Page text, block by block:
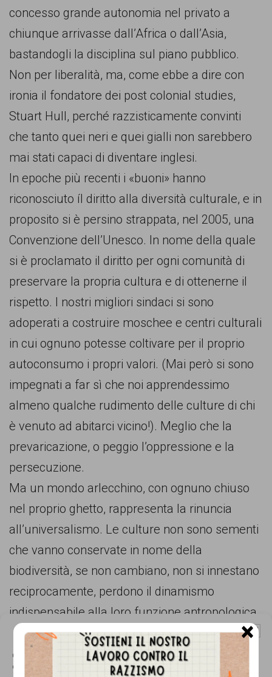
Gestisci Consenso Cookie
Questo sito fa uso di cookie, anche di terze parti, ma non utilizza alcun cookie
di profilazione.
concesso grande autonomia nel privato a
chiunque arrivasse dall’Africa o dall’Asia,
bastandogli la disciplina sul piano pubblico.
Non per liberalità, ma, come ebbe a dire con
ironia il fondatore dei post colonial studies,
Stuart Hull, perché razzisticamente convinti
che tanto quei neri e quei gialli non sarebbero
mai stati capaci di diventare inglesi.
In epoche più recenti i «buoni» hanno
riconosciuto íl diritto alla diversità culturale, e in
proposito si è persino strappata, nel 2005, una
Convenzione dell’Unesco. In nome della quale
si è proclamato il diritto per ogni comunità di
preservare la propria cultura e di ottenerne il
rispetto. I nostri migliori sindaci si sono
adoperati a costruire moschee e centri culturali
in cui ognuno potesse coltivare per il proprio
autoconsumo i propri valori. (Mai però si sono
impegnati a far sì che noi apprendessimo
almeno qualche rudimento delle culture di chi
è venuto ad abitarci vicino!). Meglio che la
prevaricazione, o peggio l’oppressione e la
persecuzione.
Ma un mondo arlecchino, con ognuno chiuso
nel proprio ghetto, rappresenta la rinuncia
all’universalismo. Le culture non sono sementi
che vanno conservate in nome della
biodiversità, se non cambiano, non si innestano
reciprocamente, perdono il dinamismo
indispensabile alla loro funzione antropologica.
Un relativismo estremo non è tolleranza, è
sordità.
Io non credo si debba rinunciare all’obiettivo di
×